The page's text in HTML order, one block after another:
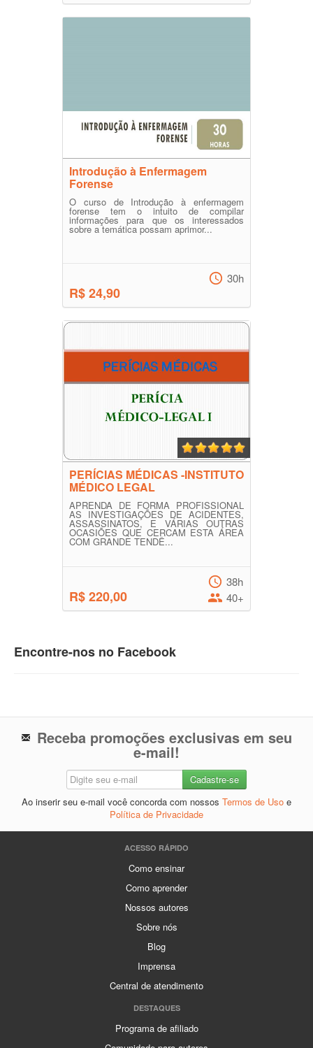
Introdução à Enfermagem
Forense
O curso de Introdução à enfermagem
forense tem o intuito de compilar
informações para que os interessados
sobre a temática possam aprimor...
R$ 24,90
30h
PERÍCIAS MÉDICAS -INSTITUTO
MÉDICO LEGAL
APRENDA DE FORMA PROFISSIONAL
AS INVESTIGAÇÕES DE ACIDENTES,
ASSASSINATOS, E VÁRIAS OUTRAS
OCASIÕES QUE CERCAM ESTA ÁREA
COM GRANDE TENDÊ...
R$ 220,00
38h
40+
Encontre-nos no Facebook
Receba promoções exclusivas em seu
e-mail!
Ao inserir seu e-mail você concorda com nossos Termos de Uso e
Política de Privacidade
ACESSO RÁPIDO
Como ensinar
Como aprender
Nossos autores
Sobre nós
Blog
Imprensa
Central de atendimento
DESTAQUES
Programa de afiliado